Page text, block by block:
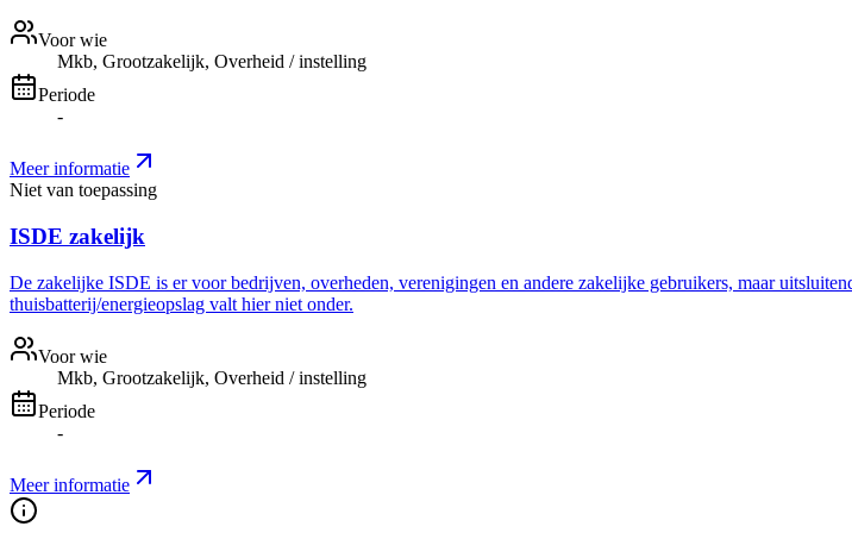
Voor wie
Mkb, Grootzakelijk, Overheid / instelling
Periode
-
Meer informatie
Niet van toepassing
ISDE zakelijk
De zakelijke ISDE is er voor bedrijven, overheden, verenigingen en andere zakelijke gebruikers, maar
thuisbatterij/energieopslag valt hier niet onder.
Voor wie
Mkb, Grootzakelijk, Overheid / instelling
Periode
-
Meer informatie